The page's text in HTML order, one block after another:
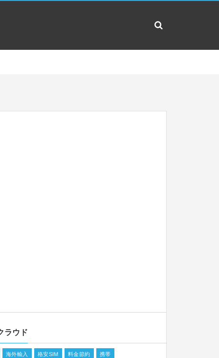
ラウド
海外輸入 格安SIM 料金節約 携帯